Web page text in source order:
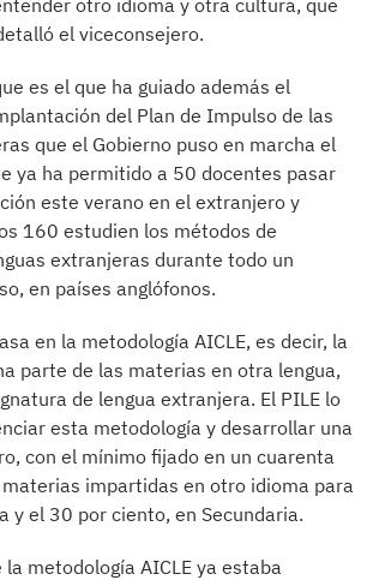
otro idioma y otra cultura, que
el viceconsejero.
es el que ha guiado además el
del Plan de Impulso de las
que el Gobierno puso en marcha el
ya ha permitido a 50 docentes pasar
este verano en el extranjero y
160 estudien los métodos de
extranjeras durante todo un
en países anglófonos.
en la metodología AICLE, es decir, la
parte de las materias en otra lengua,
de lengua extranjera. El PILE lo
esta metodología y desarrollar una
con el mínimo fijado en un cuarenta
impartidas en otro idioma para
y el 30 por ciento, en Secundaria.
metodología AICLE ya estaba